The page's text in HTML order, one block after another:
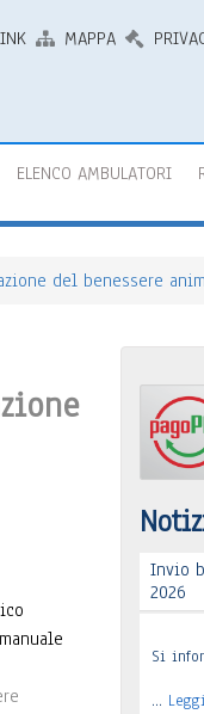
MAPPA
ELENCO AMBULATORI
del benessere
Invio
2026
Si
…